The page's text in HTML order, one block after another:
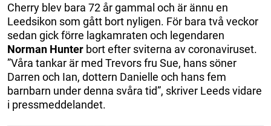
Cherry blev bara 72 år gammal och är ännu en
Leedsikon som gått bort nyligen. För bara två veckor
sedan gick förre lagkamraten och legendaren
Norman Hunter bort efter sviterna av coronaviruset.
”Våra tankar är med Trevors fru Sue, hans söner
Darren och Ian, dottern Danielle och hans fem
barnbarn under denna svåra tid”, skriver Leeds vidare
i pressmeddelandet.